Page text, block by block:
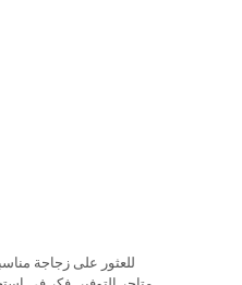
للعثور على زجاجة